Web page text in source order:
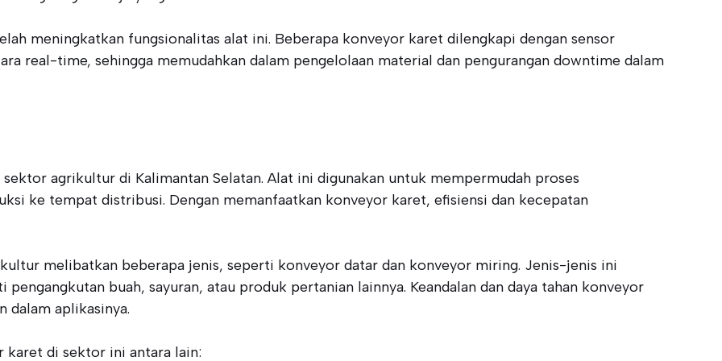
meningkatkan fungsionalitas alat ini. Beberapa konveyor karet dilengkapi dengan sensor
real-time, sehingga memudahkan dalam pengelolaan material dan pengurangan downtime dalam
agrikultur di Kalimantan Selatan. Alat ini digunakan untuk mempermudah proses
ke tempat distribusi. Dengan memanfaatkan konveyor karet, efisiensi dan kecepatan
melibatkan beberapa jenis, seperti konveyor datar dan konveyor miring. Jenis-jenis ini
buah, sayuran, atau produk pertanian lainnya. Keandalan dan daya tahan konveyor
dalam aplikasinya.
karet di sektor ini antara lain: